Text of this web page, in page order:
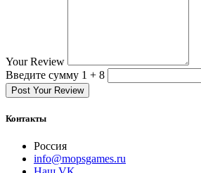
Your Review
Введите сумму 1 + 8
Post Your Review
Контакты
Россия
info@mopsgames.ru